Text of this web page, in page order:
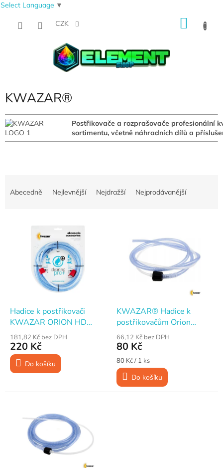
Select Language ▼
CZK
KWAZAR®
Postřikovače a rozprašovače profesionální
sortimentu, včetně náhradních dílů a
Abecedně Nejlevnější Nejdražší Nejprodávanější
Hadice k postřikovači
KWAZAR ORION HD
ACID LINE
181,82 Kč bez DPH
220 Kč
Do košíku
KWAZAR® Hadice k
postřikovačům Orion
Super, Růže, Slunečnice,
Gaia, 150 cm
66,12 Kč bez DPH
80 Kč
Měrná
cena:
80 Kč / 1 ks
Do košíku